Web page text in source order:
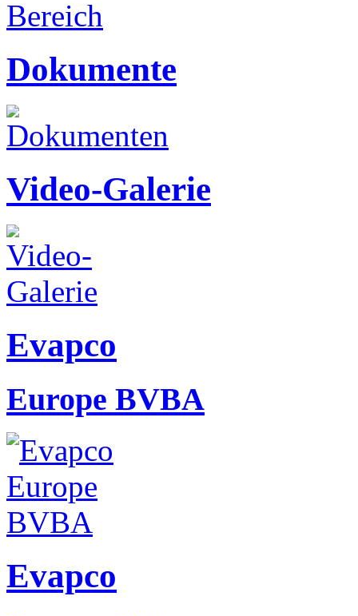
Dokumente
Video-Galerie
Evapco
Europe BVBA
Evapco